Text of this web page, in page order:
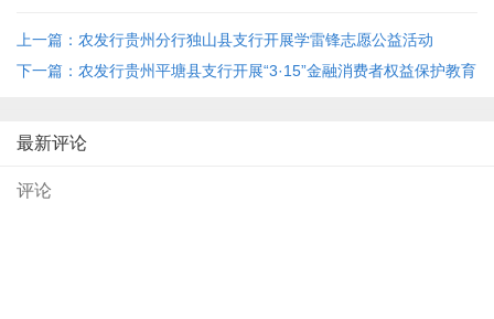
上一篇：农发行贵州分行独山县支行开展学雷锋志愿公益活动
下一篇：农发行贵州平塘县支行开展“3·15”金融消费者权益保护教育
最新评论